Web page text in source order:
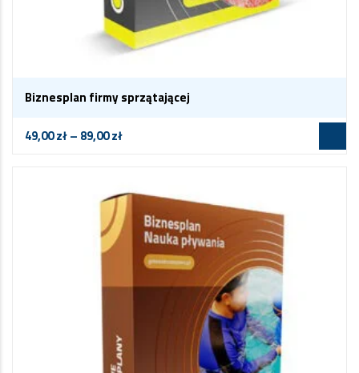
Biznesplan firmy sprzątającej
49,00zł– 89,00zł